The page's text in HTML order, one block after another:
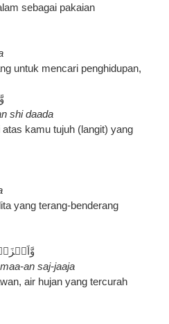
sebagai pakaian
untuk mencari penghidupan,
shi daada
kamu tujuh (langit) yang
yang terang-benderang
an saj-jaaja
air hujan yang tercurah